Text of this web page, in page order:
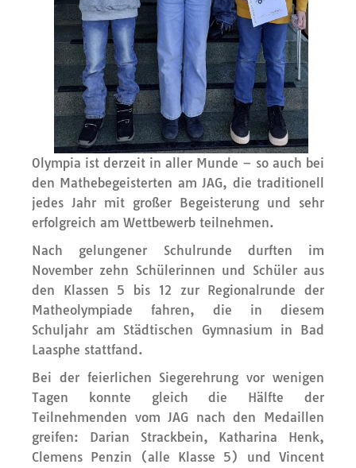
Olympia ist derzeit in aller Munde – so auch bei
den Mathebegeisterten am JAG, die traditionell
jedes Jahr mit großer Begeisterung und sehr
erfolgreich am Wettbewerb teilnehmen.
Nach gelungener Schulrunde durften im
November zehn Schülerinnen und Schüler aus
den Klassen 5 bis 12 zur Regionalrunde der
Matheolympiade fahren, die in diesem
Schuljahr am Städtischen Gymnasium in Bad
Laasphe stattfand.
Bei der feierlichen Siegerehrung vor wenigen
Tagen konnte gleich die Hälfte der
Teilnehmenden vom JAG nach den Medaillen
greifen: Darian Strackbein, Katharina Henk,
Clemens Penzin (alle Klasse 5) und Vincent